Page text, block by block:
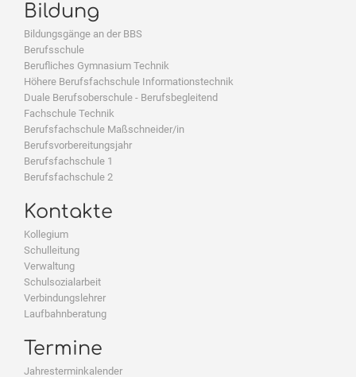
Bildung
Bildungsgänge an der BBS
Berufsschule
Berufliches Gymnasium Technik
Höhere Berufsfachschule Informationstechnik
Duale Berufsoberschule - Berufsbegleitend
Fachschule Technik
Berufsfachschule Maßschneider/in
Berufsvorbereitungsjahr
Berufsfachschule 1
Berufsfachschule 2
Kontakte
Kollegium
Schulleitung
Verwaltung
Schulsozialarbeit
Verbindungslehrer
Laufbahnberatung
Termine
Jahresterminkalender